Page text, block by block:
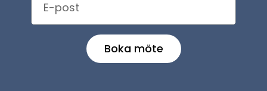
Boka möte